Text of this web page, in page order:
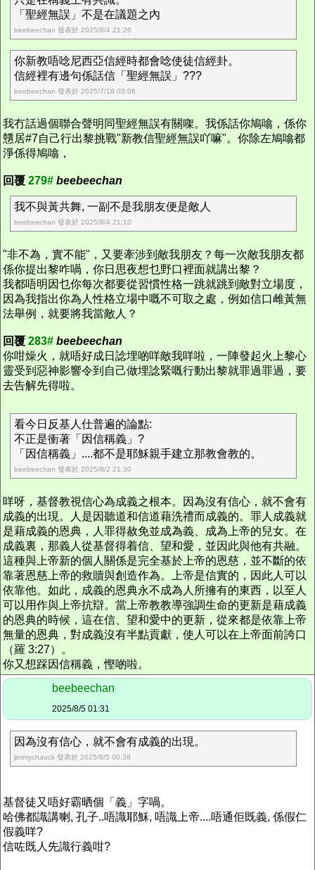
「聖經無誤」不是在議題之內
beebeechan 發表於 2025/8/4 21:26
你新教唔唸尼西亞信經時都會唸使徒信經卦。
信經裡有邊句係話信「聖經無誤」???
beebeechan 發表於 2025/7/18 03:06
我冇話過個聯合聲明同聖經無誤有關㗎。我係話你鳩噏，係你
戇居#7自己行出黎挑戰"新教信聖經無誤吖嘛"。你除左鳩噏都
淨係得鳩噏，
回覆 279# beebeechan
我不與黃共舞, 一副不是我朋友便是敵人
beebeechan 發表於 2025/8/4 21:10
"非不為，實不能"，又要牽涉到敵我朋友？每一次敵我朋友都
係你提出黎咋喎，你日思夜想乜野口裡面就講出黎？
我都唔明因乜你每次都要從習慣性格一跳就跳到敵對立場度，
因為我指出你為人性格立場中嘅不可取之處，例如信口雌黃無
法舉例，就要將我當敵人？
回覆 283# beebeechan
你咁燥火，就唔好成日諗埋啲咩敵我咩啦，一陣發起火上黎心
靈受到惡神影響令到自己做埋諗緊嘅行動出黎就罪過罪過，要
去告解先得啦。
看今日反基人仕普遍的論點:
不正是衝著「因信稱義」?
「因信稱義」....都不是耶穌親手建立那教會教的。
beebeechan 發表於 2025/8/2 21:30
咩呀，基督教視信心為成義之根本。因為沒有信心，就不會有
成義的出現。人是因聽道和信道藉洗禮而成義的。罪人成義就
是藉成義的恩典，人罪得赦免並成為義、成為上帝的兒女。在
成義裏，那義人從基督得着信、望和愛，並因此與他有共融。
這種與上帝新的個人關係是完全基於上帝的恩慈，並不斷的依
靠著恩慈上帝的救贖與創造作為。上帝是信實的，因此人可以
依靠他。如此，成義的恩典永不成為人所擁有的東西，以至人
可以用作與上帝抗辯。當上帝教教導強調生命的更新是藉成義
的恩典的時候，這在信、望和愛中的更新，從來都是依靠上帝
無量的恩典，對成義沒有半點貢獻，使人可以在上帝面前誇口
（羅 3:27）。
你又想踩因信稱義，慳啲啦。
beebeechan
2025/8/5 01:31
因為沒有信心，就不會有成義的出現。
jimmychauck 發表於 2025/8/5 00:38
基督徒又唔好霸晒個「義」字喎。
哈佛都識講喇, 孔子..唔識耶穌, 唔識上帝....唔通佢既義, 係假仁
假義咩?
信咗既人先識行義咁?